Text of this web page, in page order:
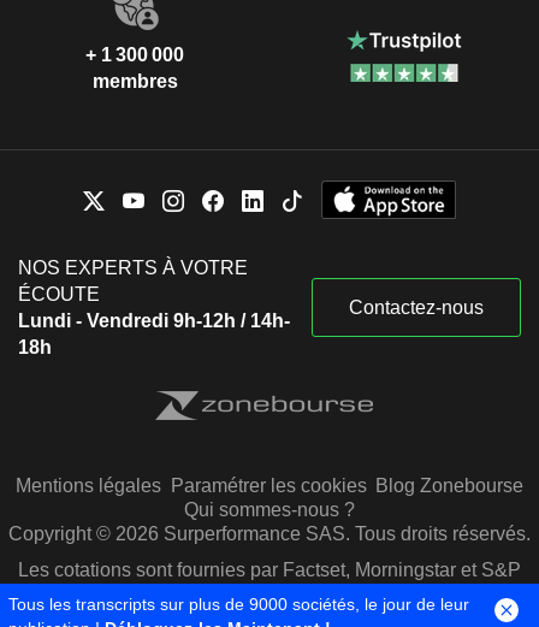
+ 1 300 000
membres
NOS EXPERTS À VOTRE
ÉCOUTE
Lundi - Vendredi 9h-12h / 14h-
18h
Contactez-nous
Mentions légales Paramétrer les cookies Blog Zonebourse
Qui sommes-nous ?
Copyright © 2026 Surperformance SAS. Tous droits réservés.
Les cotations sont fournies par Factset, Morningstar et S&P
Capital IQ
Tous les transcripts sur plus de 9000 sociétés, le jour de leur